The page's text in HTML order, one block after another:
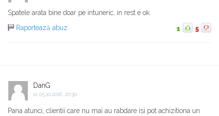
Spatele arata bine doar pe intuneric, in rest e ok.
Raportează abuz
1 5
DanG
la 05.10.2016, 20:30
Pana atunci, clientii care nu mai au rabdare isi pot achizitiona un